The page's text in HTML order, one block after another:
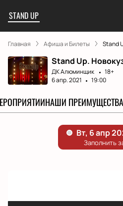
STAND UP
Главная Афиша и Билеты Stand
Stand Up.
ДК Алюминщик
18+
6 апр. 2021
19:00
НАШИ ПРЕИМУЩЕСТВА